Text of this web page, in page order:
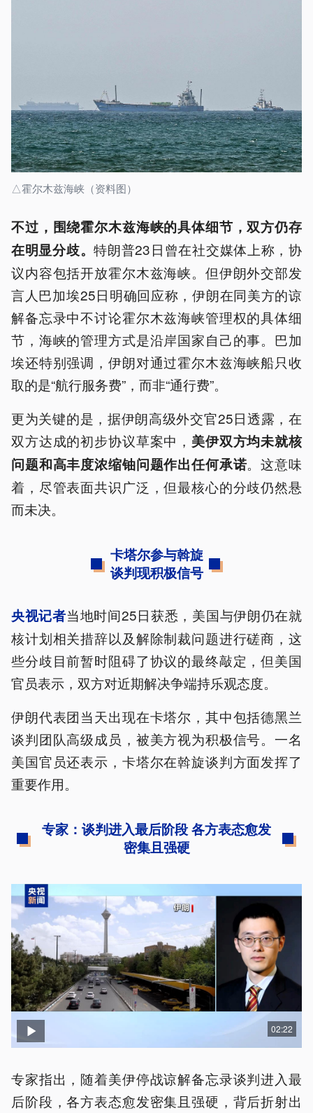
△霍尔木兹海峡（资料图）
不过，围绕霍尔木兹海峡的具体细节，双方仍存
在明显分歧。特朗普23日曾在社交媒体上称，协
议内容包括开放霍尔木兹海峡。但伊朗外交部发
言人巴加埃25日明确回应称，伊朗在同美方的谅
解备忘录中不讨论霍尔木兹海峡管理权的具体细
节，海峡的管理方式是沿岸国家自己的事。巴加
埃还特别强调，伊朗对通过霍尔木兹海峡船只收
取的是“航行服务费”，而非“通行费”。
更为关键的是，据伊朗高级外交官25日透露，在
双方达成的初步协议草案中， 美伊双方均未就核
问题和高丰度浓缩铀问题作出任何承诺。这意味
着，尽管表面共识广泛，但最核心的分歧仍然悬
而未决。
卡塔尔参与斡旋
谈判现积极信号
央视记者当地时间25日获悉，美国与伊朗仍在就
核计划相关措辞以及解除制裁问题进行磋商，这
些分歧目前暂时阻碍了协议的最终敲定，但美国
官员表示，双方对近期解决争端持乐观态度。
伊朗代表团当天出现在卡塔尔，其中包括德黑兰
谈判团队高级成员，被美方视为积极信号。一名
美国官员还表示，卡塔尔在斡旋谈判方面发挥了
重要作用。
专家：谈判进入最后阶段 各方表态愈发
密集且强硬
02:22
专家指出，随着美伊停战谅解备忘录谈判进入最
后阶段，各方表态愈发密集且强硬，背后折射出